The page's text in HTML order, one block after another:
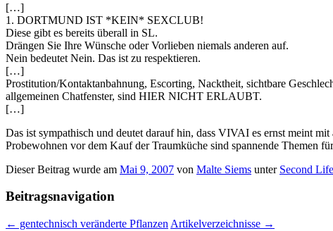
[…]
1. DORTMUND IST *KEIN* SEXCLUB!
Diese gibt es bereits überall in SL.
Drängen Sie Ihre Wünsche oder Vorlieben niemals anderen auf.
Nein bedeutet Nein. Das ist zu respektieren.
[…]
Prostitution/Kontaktanbahnung, Escorting, Nacktheit, sichtbare
allgemeinen Chatfenster, sind HIER NICHT ERLAUBT.
[…]
Das ist sympathisch und deutet darauf hin, dass VIVAI es ernst meint
Probewohnen vor dem Kauf der Traumküche sind spannende Themen
Dieser Beitrag wurde am Mai 9, 2007 von Malte Siems unter Second Life
Beitragsnavigation
← gentechnisch veränderte Pflanzen Artikelverzeichnisse →